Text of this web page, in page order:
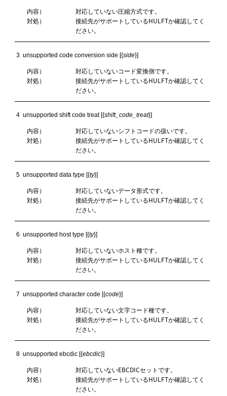
内容）
対応していない圧縮方式です。
対処）
接続先がサポートしているHULFTか確認してく
ださい。
3  unsupported code conversion side [{side}]
内容）
対応していないコード変換側です。
対処）
接続先がサポートしているHULFTか確認してく
ださい。
4  unsupported shift code treat [{shift_code_treat}]
内容）
対応していないシフトコードの扱いです。
対処）
接続先がサポートしているHULFTか確認してく
ださい。
5  unsupported data type [{ty}]
内容）
対応していないデータ形式です。
対処）
接続先がサポートしているHULFTか確認してく
ださい。
6  unsupported host type [{ty}]
内容）
対応していないホスト種です。
対処）
接続先がサポートしているHULFTか確認してく
ださい。
7  unsupported character code [{code}]
内容）
対応していない文字コード種です。
対処）
接続先がサポートしているHULFTか確認してく
ださい。
8  unsupported ebcdic [{ebcdic}]
内容）
対応していないEBCDICセットです。
対処）
接続先がサポートしているHULFTか確認してく
ださい。